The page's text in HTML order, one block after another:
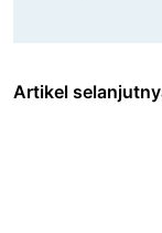
Artikel